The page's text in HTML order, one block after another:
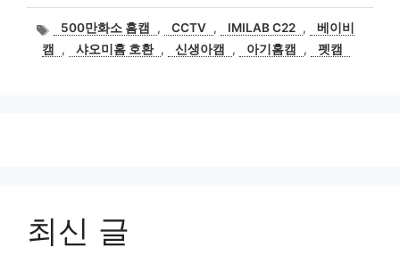
태
그
500만화소 홈캠 , CCTV , IMILAB C22 ,
베이비
캠
, 샤오미홈 호환 , 신생아캠 , 아기홈캠 , 펫캠
최신 글